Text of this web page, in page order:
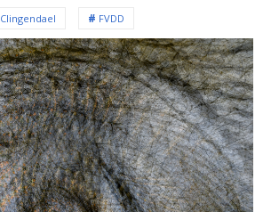
Clingendael FVDD